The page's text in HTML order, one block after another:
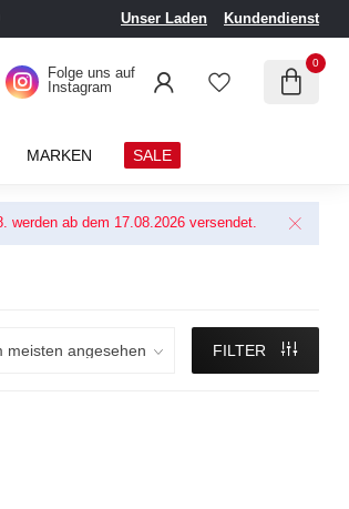
Unser Laden Kundendienst
Folge uns auf
Instagram
0
MARKEN SALE
werden ab dem 17.08.2026 versendet.
FILTER